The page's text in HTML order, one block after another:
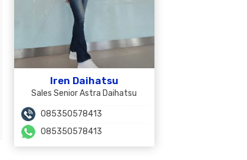
Iren Daihatsu
Sales Senior Astra Daihatsu
085350578413
085350578413